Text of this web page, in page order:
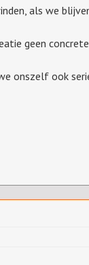
als we
geen
onszelf ook